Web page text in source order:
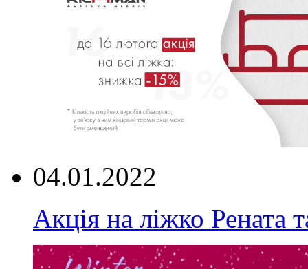
04.01.2022
Акція на ліжко